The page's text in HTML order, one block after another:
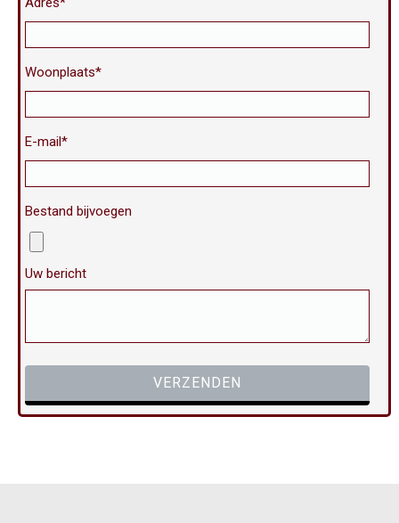
Woonplaats*
E-mail*
Bestand bijvoegen
Uw bericht
Gelieve dit veld leeg te laten.